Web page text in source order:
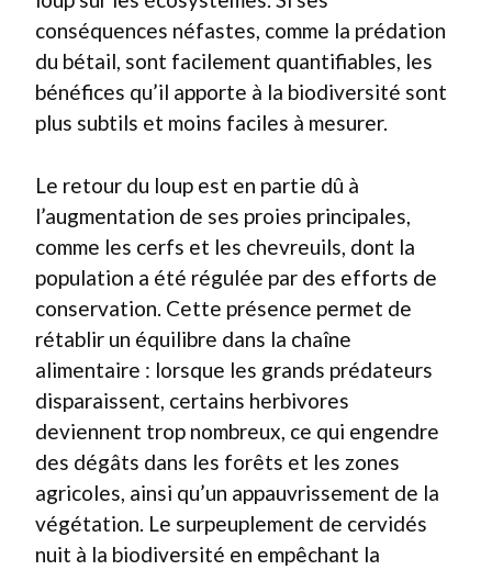
conséquences néfastes, comme la prédation
du bétail, sont facilement quantifiables, les
bénéfices qu’il apporte à la biodiversité sont
plus subtils et moins faciles à mesurer.
Le retour du loup est en partie dû à
l’augmentation de ses proies principales,
comme les cerfs et les chevreuils, dont la
population a été régulée par des efforts de
conservation. Cette présence permet de
rétablir un équilibre dans la chaîne
alimentaire : lorsque les grands prédateurs
disparaissent, certains herbivores
deviennent trop nombreux, ce qui engendre
des dégâts dans les forêts et les zones
agricoles, ainsi qu’un appauvrissement de la
végétation. Le surpeuplement de cervidés
nuit à la biodiversité en empêchant la